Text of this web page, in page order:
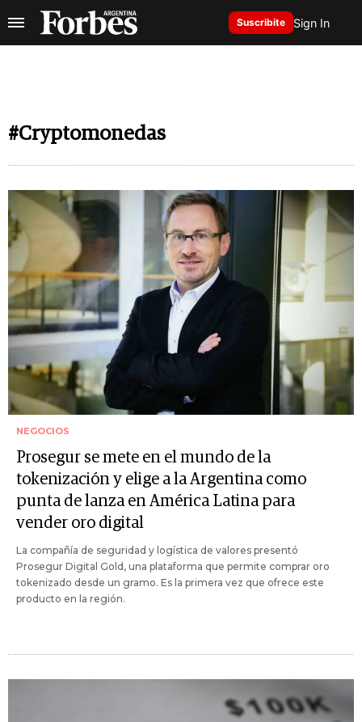
Suscribite Sign In
#Cryptomonedas
NEGOCIOS
Prosegur se mete en el mundo de la
tokenización y elige a la Argentina como
punta de lanza en América Latina para
vender oro digital
La compañía de seguridad y logística de valores presentó
Prosegur Digital Gold, una plataforma que permite comprar oro
tokenizado desde un gramo. Es la primera vez que ofrece este
producto en la región.